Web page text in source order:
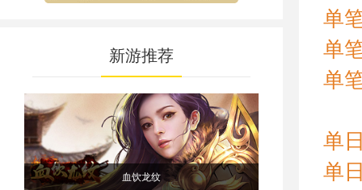
新游推荐
血饮龙纹
单
单
单
单
单